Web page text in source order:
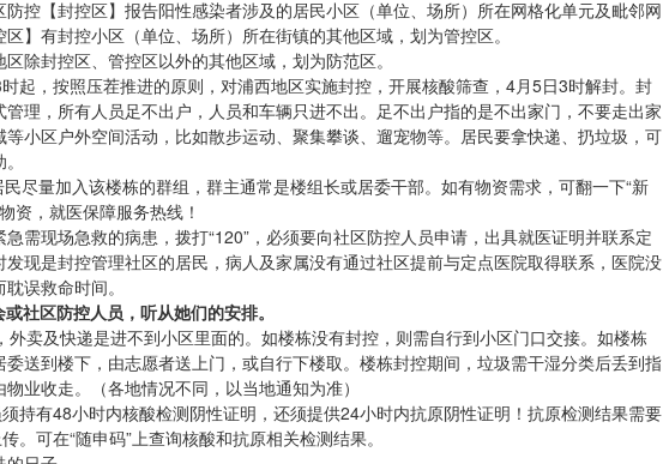
控【封控区】报告阳性感染者涉及的居民小区（单位、场所）所在网格化单元及毗邻网
】有封控小区（单位、场所）所在街镇的其他区域，划为管控区。
除封控区、管控区以外的其他区域，划为防范区。
起，按照压茬推进的原则，对浦西地区实施封控，开展核酸筛查，4月5日3时解封。封
理，所有人员足不出户，人员和车辆只进不出。足不出户指的是不出家门，不要走出家
小区户外空间活动，比如散步运动、聚集攀谈、遛宠物等。居民要拿快递、扔垃圾，可
尽量加入该楼栋的群组，群主通常是楼组长或居委干部。如有物资需求，可翻一下“新
资，就医保障服务热线！
急需现场急救的病患，拨打“120”，必须要向社区防控人员申请，出具就医证明并联系定
现是封控管理社区的居民，病人及家属没有通过社区提前与定点医院取得联系，医院没
误救命时间。
社区防控人员，听从她们的安排。
外卖及快递是进不到小区里面的。如楼栋没有封控，则需自行到小区门口交接。如楼栋
送到楼下，由志愿者送上门，或自行下楼取。楼栋封控期间，垃圾需干湿分类后丢到指
业收走。（各地情况不同，以当地通知为准）
持有48小时内核酸检测阴性证明，还须提供24小时内抗原阴性证明！抗原检测结果需要
。可在“随申码”上查询核酸和抗原相关检测结果。